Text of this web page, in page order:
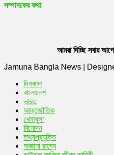
সম্পাদকের কথা
আমরা দিচ্ছি সবার আগে
Jamuna Bangla News
দিনকাল
বাংলাদেশ
ভারত
আন্তর্জাতিক
খেলাধুলা
বিনোদন
তথ্যপ্রযুক্তি
অজানা রহস্য